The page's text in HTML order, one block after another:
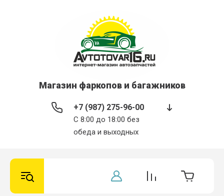
Магазин фаркопов и багажников
+7 (987) 275-96-00
С 8:00 до 18:00 без
обеда и выходных